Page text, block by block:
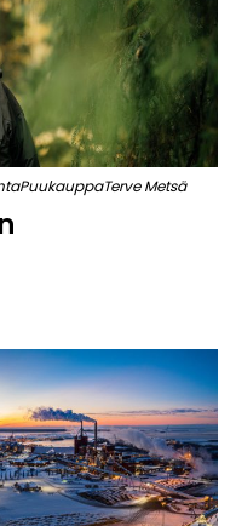
PuukauppaTerve Metsä